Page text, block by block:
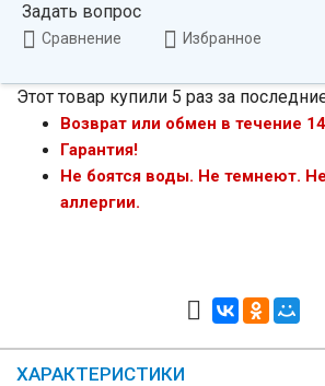
Задать вопрос
Сравнение Избранное
Этот товар купили 5 раз за
Возврат или обмен в течение
Гарантия!
Не боятся воды. Не темнеют.
аллергии.
ХАРАКТЕРИСТИКИ